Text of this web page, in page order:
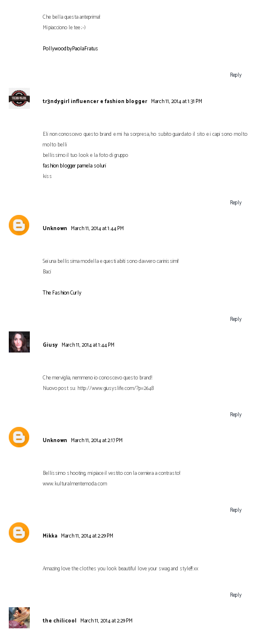
Che bella questa anteprima!
Mi piacciono le tee ;-)
PollywoodbyPaolaFratus
Reply
tr3ndygirl influencer e fashion blogger March 11, 2014 at 1:31 PM
Eli non conoscevo questo brand e mi ha sorpresa,ho subito guardato il sito e i capi sono molto
molto belli
bellissimo il tuo look e la foto di gruppo
fashion blogger pamela soluri
kiss
Reply
Unknown March 11, 2014 at 1:44 PM
Sei una bellissima modella e questi abiti sono davvero carinissimi!
Baci
The Fashion Curly
Reply
Giusy March 11, 2014 at 1:44 PM
Che merviglia, nemmeno io conoscevo questo brand!
Nuovo post su: http://www.giusyslife.com/?p=2648
Reply
Unknown March 11, 2014 at 2:17 PM
Bellissimo shooting, mi piace il vestito con la cerniera a contrasto!
www.kulturalmentemoda.com
Reply
Mikka March 11, 2014 at 2:29 PM
Amazing love the clothes you look beautiful love your swag and style!!! xx
Reply
the chilicool March 11, 2014 at 2:29 PM